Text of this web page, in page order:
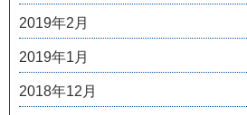
2019年2月
2019年1月
2018年12月